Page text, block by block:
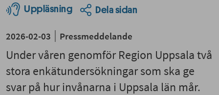
Uppläsning Dela sidan
2026-02-03 Pressmeddelande
Under våren genomför Region Uppsala två
stora enkätundersökningar som ska ge
svar på hur invånarna i Uppsala län mår.